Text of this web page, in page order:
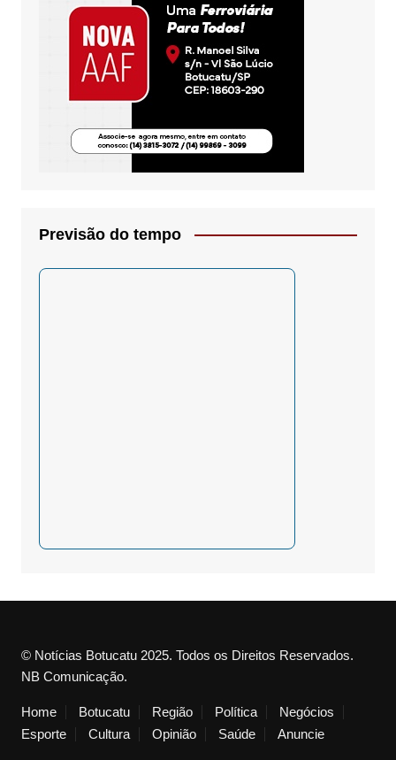
Previsão do tempo
© Notícias Botucatu 2025. Todos os Direitos Reservados.
NB Comunicação.
Home Botucatu Região Política
Negócios
Esporte
Cultura Opinião Saúde Anuncie